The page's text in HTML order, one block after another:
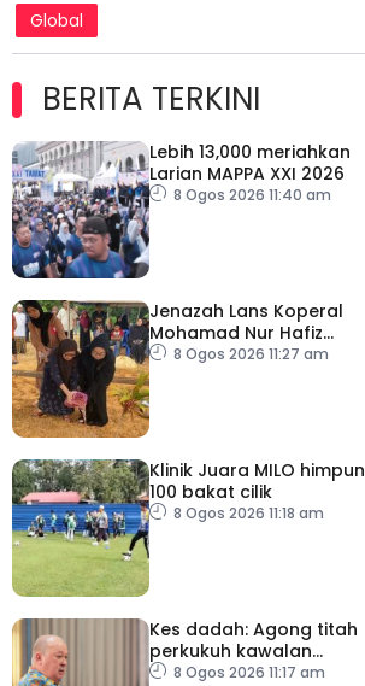
Global
BERITA TERKINI
Lebih 13,000 meriahkan
Larian MAPPA XXI 2026
8 Ogos 2026 11:40 am
Jenazah Lans Koperal
Mohamad Nur Hafiz
selamat dikebumikan
8 Ogos 2026 11:27 am
Klinik Juara MILO himpun
100 bakat cilik
8 Ogos 2026 11:18 am
Kes dadah: Agong titah
perkukuh kawalan
lapangan terbang, pintu
8 Ogos 2026 11:17 am